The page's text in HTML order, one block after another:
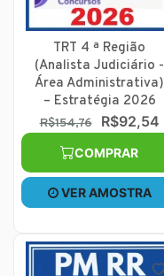
TRT 4 ª Região
(Analista Judiciário -
Área Administrativa)
– Estratégia 2026
R$154,76 R$92,54
COMPRAR
VER AMOSTRA